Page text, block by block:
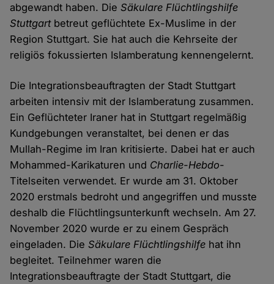
abgewandt haben. DieSäkulare Flüchtlingshilfe
Stuttgartbetreut geflüchtete Ex-Muslime in der
Region Stuttgart. Sie hat auch die Kehrseite der
religiös fokussierten Islamberatung kennengelernt.
Die Integrationsbeauftragten der Stadt Stuttgart
arbeiten intensiv mit der Islamberatung zusammen.
Ein Geflüchteter Iraner hat in Stuttgart regelmäßig
Kundgebungen veranstaltet, bei denen er das
Mullah-Regime im Iran kritisierte. Dabei hat er auch
Mohammed-Karikaturen und Charlie-Hebdo-
Titelseiten verwendet. Er wurde am 31. Oktober
2020 erstmals bedroht und angegriffen und musste
deshalb die Flüchtlingsunterkunft wechseln. Am 27.
November 2020 wurde er zu einem Gespräch
eingeladen. DieSäkulare Flüchtlingshilfe hat ihn
begleitet. Teilnehmer waren die
Integrationsbeauftragte der Stadt Stuttgart, die